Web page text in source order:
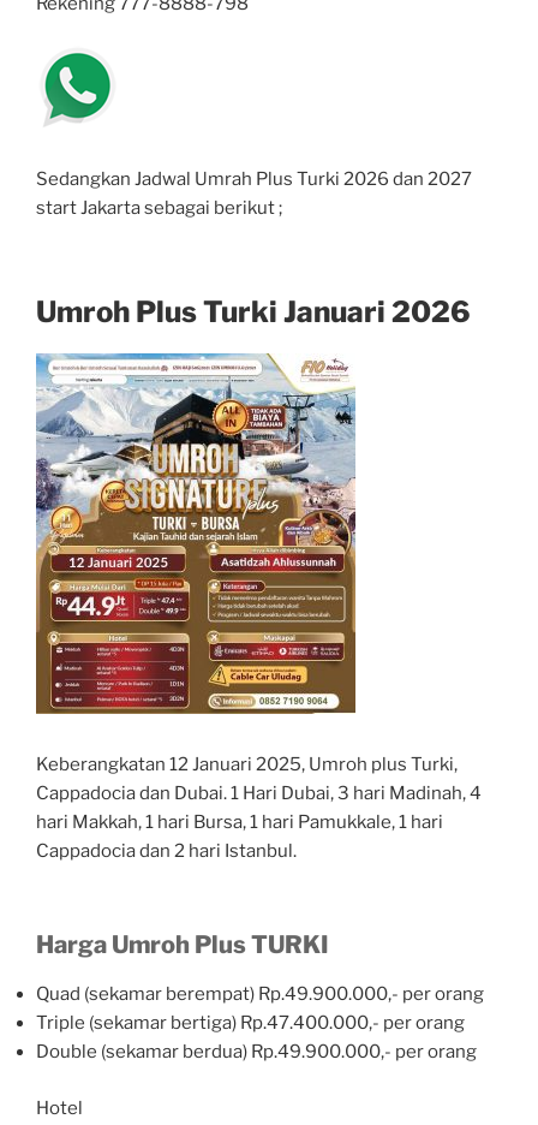
Sedangkan Jadwal Umrah Plus Turki 2026 dan 2027
start Jakarta sebagai berikut ;
Umroh Plus Turki Januari 2026
Keberangkatan 12 Januari 2025, Umroh plus Turki,
Cappadocia dan Dubai. 1 Hari Dubai, 3 hari Madinah, 4
hari Makkah, 1 hari Bursa, 1 hari Pamukkale, 1 hari
Cappadocia dan 2 hari Istanbul.
Harga Umroh Plus TURKI
Quad (sekamar berempat) Rp.49.900.000,- per orang
Triple (sekamar bertiga) Rp.47.400.000,- per orang
Double (sekamar berdua) Rp.49.900.000,- per orang
Hotel